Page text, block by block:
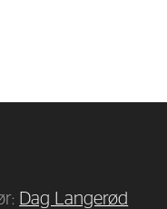
Dag Langerød